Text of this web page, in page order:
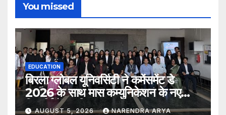
You missed
EDUCATION
बिरला ग्लोबल यूनिवर्सिटी ने कमेंसमेंट डे
2026 के साथ मास कम्युनिकेशन के नए
विद्यार्थियों का किया स्वागत
AUGUST 5, 2026 NARENDRA ARYA